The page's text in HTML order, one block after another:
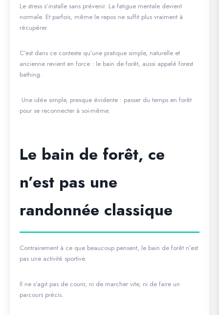
Le stress s’installe sans prévenir. La fatigue mentale devient
normale. Et parfois, même le repos ne suffit plus vraiment à
récupérer.
C’est dans ce contexte qu’une pratique simple, naturelle et
ancienne revient en force : le bain de forêt, aussi appelé forest
bathing.
Une idée simple, presque évidente : passer du temps en forêt
pour se reconnecter à soi-même.
Le bain de forêt, ce
n’est pas une
randonnée classique
Contrairement à ce que beaucoup pensent, le bain de forêt n’est
pas une activité sportive.
Il ne s’agit pas de courir, ni de marcher vite, ni de faire un
parcours précis.